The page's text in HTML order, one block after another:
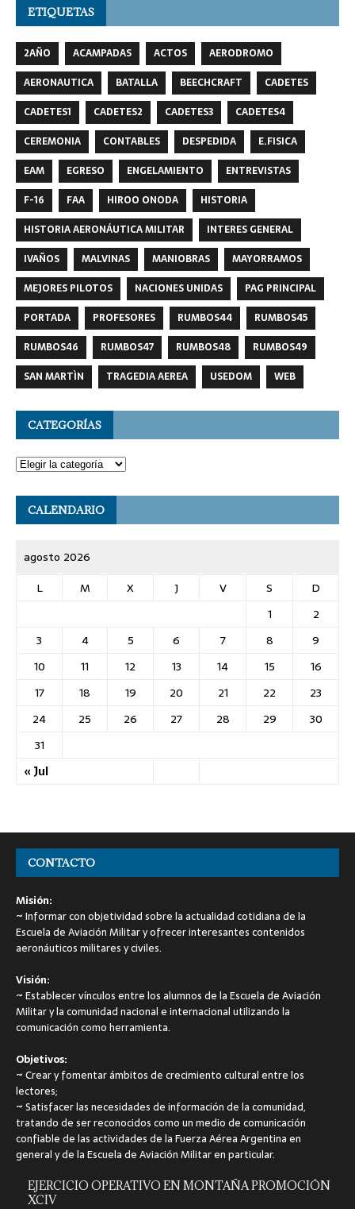
ETIQUETAS
2AÑO ACAMPADAS ACTOS
AERODROMO
AERONAUTICA
BATALLA BEECHCRAFT
CADETES
CADETES1
CADETES2 CADETES3
CADETES4
CEREMONIA
CONTABLES DESPEDIDA
E.FISICA
EAM
EGRESO ENGELAMIENTO
ENTREVISTAS
F-16
FAA HIROO ONODA
HISTORIA
HISTORIA AERONÁUTICA MILITAR
INTERES GENERAL
IVAÑOS
MALVINAS MANIOBRAS
MAYORRAMOS
MEJORES PILOTOS
NACIONES UNIDAS
PAG PRINCIPAL
PORTADA
PROFESORES RUMBOS44
RUMBOS45
RUMBOS46
RUMBOS47 RUMBOS48
RUMBOS49
SAN MARTÌN
TRAGEDIA AEREA USEDOM WEB
CATEGORÍAS
CALENDARIO
agosto 2026
L
M X J V S D
« Jul
1
2
3
4 5 6 7 8
9
10
11 12 13 14 15
16
17
18 19 20 21 22
23
24
25 26 27 28 29
30
31
CONTACTO
Misión:
~Informar con objetividad sobre la actualidad cotidiana de la
Escuela de Aviación Militar y ofrecer interesantes contenidos
aeronáuticos militares y civiles.
Visión:
~Establecer vínculos entre los alumnos de la Escuela de Aviación
Militar y la comunidad nacional e internacional utilizando la
comunicación como herramienta.
Objetivos:
~Crear y fomentar ámbitos de crecimiento cultural entre los
lectores;
~Satisfacer las necesidades de información de la comunidad,
tratando de ser reconocidos como un medio de comunicación
confiable de las actividades de la Fuerza Aérea Argentina en
general y de la Escuela de Aviación Militar en particular.
EJERCICIO OPERATIVO EN MONTAÑA PROMOCIÓN
XCIV